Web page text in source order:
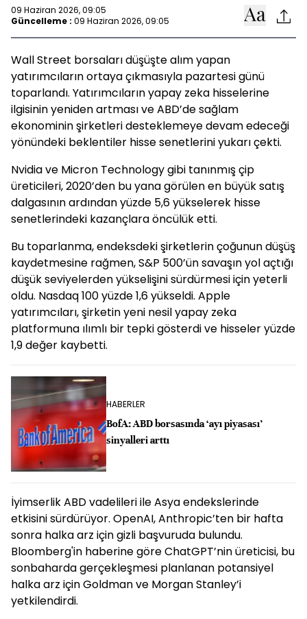
09 Haziran 2026, 09:05
Güncelleme : 09 Haziran 2026, 09:05
Wall Street borsaları düşüşte alım yapan
yatırımcıların ortaya çıkmasıyla pazartesi günü
toparlandı. Yatırımcıların yapay zeka hisselerine
ilgisinin yeniden artması ve ABD’de sağlam
ekonominin şirketleri desteklemeye devam edeceği
yönündeki beklentiler hisse senetlerini yukarı çekti.
Nvidia ve Micron Technology gibi tanınmış çip
üreticileri, 2020’den bu yana görülen en büyük satış
dalgasının ardından yüzde 5,6 yükselerek hisse
senetlerindeki kazançlara öncülük etti.
Bu toparlanma, endeksdeki şirketlerin çoğunun düşüş
kaydetmesine rağmen, S&P 500’ün savaşın yol açtığı
düşük seviyelerden yükselişini sürdürmesi için yeterli
oldu. Nasdaq 100 yüzde 1,6 yükseldi. Apple
yatırımcıları, şirketin yeni nesil yapay zeka
platformuna ılımlı bir tepki gösterdi ve hisseler yüzde
1,9 değer kaybetti.
HABERLER
BofA: ABD borsasında ‘ayı piyasası’
sinyalleri arttı
İyimserlik ABD vadelileri ile Asya endekslerinde
etkisini sürdürüyor. OpenAI, Anthropic’ten bir hafta
sonra halka arz için gizli başvuruda bulundu.
Bloomberg'in haberine göre ChatGPT’nin üreticisi, bu
sonbaharda gerçekleşmesi planlanan potansiyel
halka arz için Goldman ve Morgan Stanley’i
yetkilendirdi.